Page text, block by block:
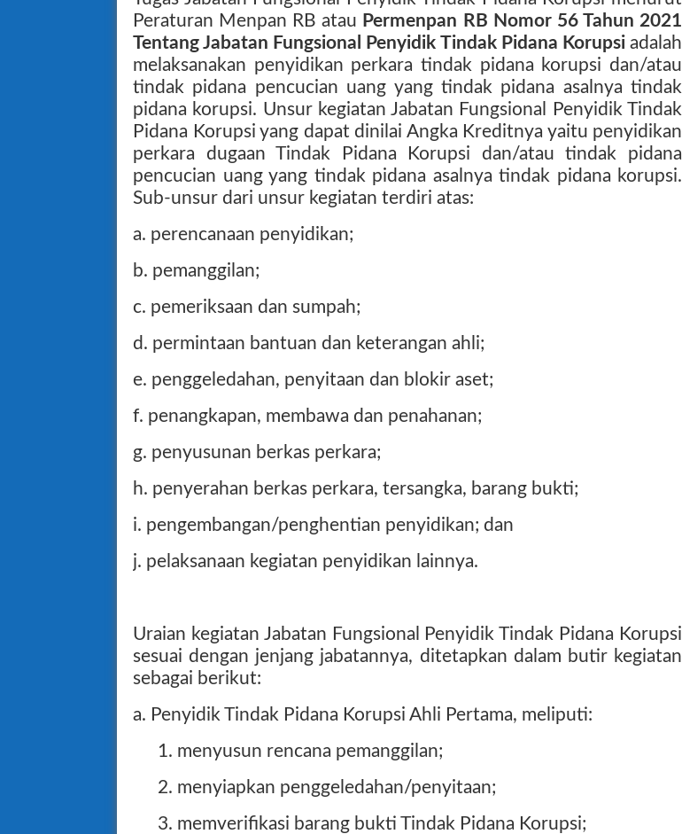
Peraturan Menpan RB atau Permenpan RB Nomor 56 Tahun 2021
Tentang Jabatan Fungsional Penyidik Tindak Pidana Korupsi adalah
melaksanakan penyidikan perkara tindak pidana korupsi dan/atau
tindak pidana pencucian uang yang tindak pidana asalnya tindak
pidana korupsi. Unsur kegiatan Jabatan Fungsional Penyidik Tindak
Pidana Korupsi yang dapat dinilai Angka Kreditnya yaitu penyidikan
perkara dugaan Tindak Pidana Korupsi dan/atau tindak pidana
pencucian uang yang tindak pidana asalnya tindak pidana korupsi.
Sub-unsur dari unsur kegiatan terdiri atas:
a. perencanaan penyidikan;
b. pemanggilan;
c. pemeriksaan dan sumpah;
d. permintaan bantuan dan keterangan ahli;
e. penggeledahan, penyitaan dan blokir aset;
f. penangkapan, membawa dan penahanan;
g. penyusunan berkas perkara;
h. penyerahan berkas perkara, tersangka, barang bukti;
i. pengembangan/penghentian penyidikan; dan
j. pelaksanaan kegiatan penyidikan lainnya.
Uraian kegiatan Jabatan Fungsional Penyidik Tindak Pidana Korupsi
sesuai dengan jenjang jabatannya, ditetapkan dalam butir kegiatan
sebagai berikut:
a. Penyidik Tindak Pidana Korupsi Ahli Pertama, meliputi:
1. menyusun rencana pemanggilan;
2. menyiapkan penggeledahan/penyitaan;
3. memverifikasi barang bukti Tindak Pidana Korupsi;